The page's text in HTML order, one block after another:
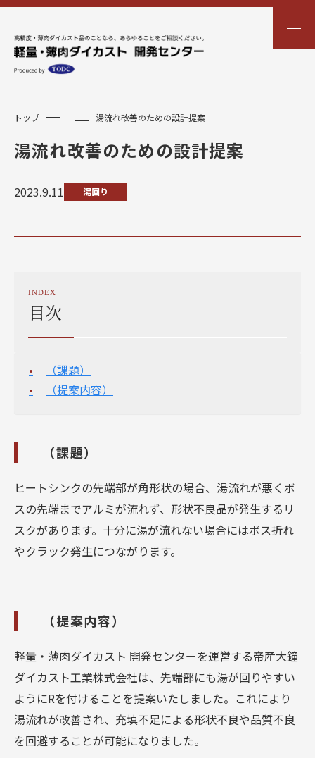
トップ 湯流れ改善のための設計提案
湯流れ改善のための設計提案
2023.9.11 湯回り
目次
INDEX
（課題）
（提案内容）
（課題）
ヒートシンクの先端部が角形状の場合、湯流れが悪くボ
スの先端までアルミが流れず、形状不良品が発生するリ
スクがあります。十分に湯が流れない場合にはボス折れ
やクラック発生につながります。
（提案内容）
軽量・薄肉ダイカスト 開発センターを運営する帝産大鐘
ダイカスト工業株式会社は、先端部にも湯が回りやすい
ようにRを付けることを提案いたしました。これにより
湯流れが改善され、充填不足による形状不良や品質不良
を回避することが可能になりました。